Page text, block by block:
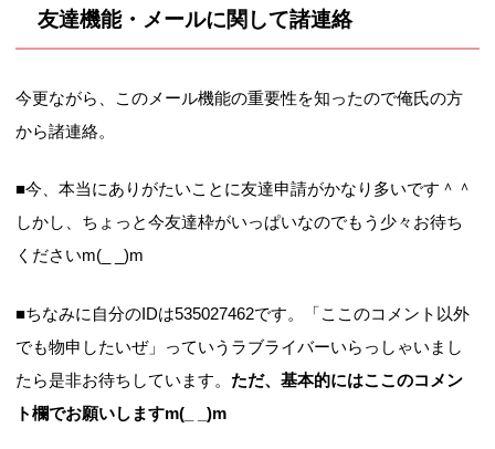
友達機能・メールに関して諸連絡
今更ながら、このメール機能の重要性を知ったので俺氏の方
から諸連絡。
■今、本当にありがたいことに友達申請がかなり多いです＾＾
しかし、ちょっと今友達枠がいっぱいなのでもう少々お待ち
くださいm(_ _)m
■ちなみに自分のIDは535027462です。「ここのコメント以外
でも物申したいぜ」っていうラブライバーいらっしゃいまし
たら是非お待ちしています。 ただ、基本的にはここのコメン
ト欄でお願いしますm(_ _)m